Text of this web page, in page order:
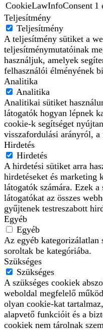
CookieLawInfoConsent 1
Teljesítmény
Teljesítmény
A teljesítmény sütiket a
teljesítménymutatóinak
használjuk, amelyek
felhasználói élményének
Analitika
Analitika
Analitikai sütiket
látogatók hogyan lépnek
cookie-k segítséget
visszafordulási arányról,
Hirdetés
Hirdetés
A hirdetési sütiket arra
hirdetéseket és marketing
látogatók számára. Ezek
látogatókat az összes
gyűjtenek testreszabott
Egyéb
Egyéb
Az egyéb kategorizálatlan
soroltak be kategóriába.
Szükséges
Szükséges
A szükséges cookiek
weboldal megfelelő
olyan cookie-kat
alapvető funkcióit és a
cookiek nem tárolnak